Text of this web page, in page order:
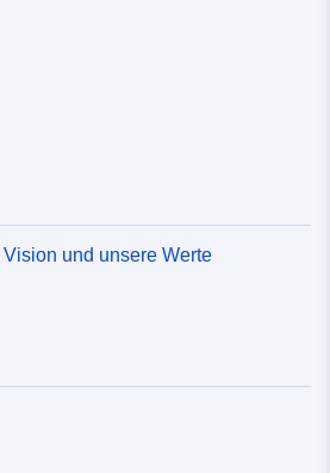
und unsere Werte